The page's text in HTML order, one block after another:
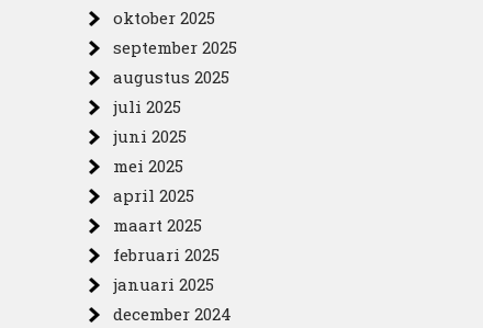
oktober 2025
september 2025
augustus 2025
juli 2025
juni 2025
mei 2025
april 2025
maart 2025
februari 2025
januari 2025
december 2024